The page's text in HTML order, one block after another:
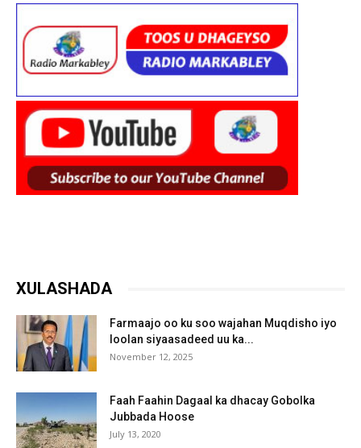
XULASHADA
Farmaajo oo ku soo wajahan Muqdisho iyo
loolan siyaasadeed uu ka...
November 12, 2025
Faah Faahin Dagaal ka dhacay Gobolka
Jubbada Hoose
July 13, 2020